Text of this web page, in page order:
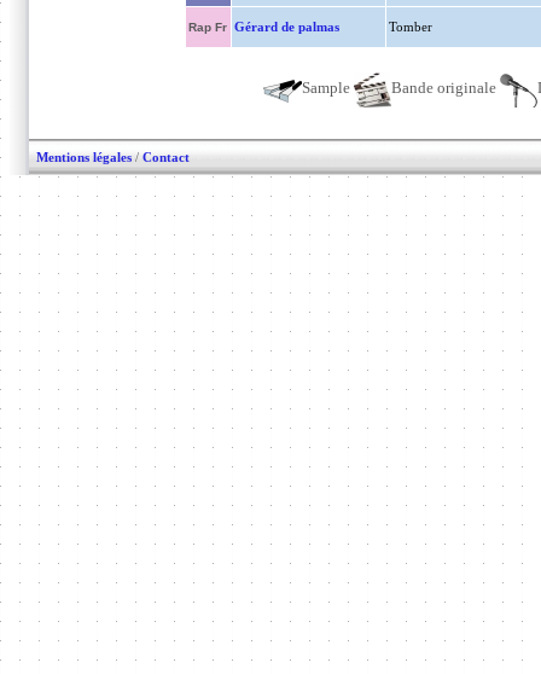
Rap Fr Gérard de palmas Tomber
Sample Bande originale
Mentions légales / Contact